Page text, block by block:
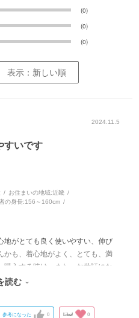
(0)
(0)
(0)
表示：新しい順
2024.11.5
すいです
お住まいの地域:近畿
の身長:156～160cm
地がとても良く使いやすい、伸び
かも、着心地がよく、とても、満
購入する時は、また、お世話にな
読む
参考になった 0 Like! 0